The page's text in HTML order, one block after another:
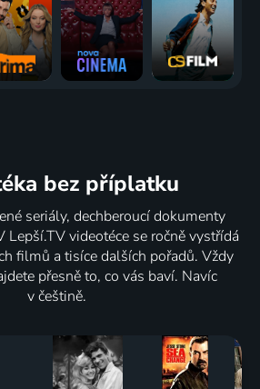
bez příplatku
seriály, dechberoucí dokumenty
Lepší.TV videotéce se ročně vystřídá
filmů a tisíce dalších pořadů. Vždy
přesně to, co vás baví. Navíc
v češtině.